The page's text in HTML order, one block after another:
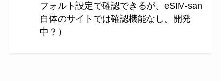
フォルト設定で確認できるが、eSIM-san
自体のサイトでは確認機能なし。開発
中？）